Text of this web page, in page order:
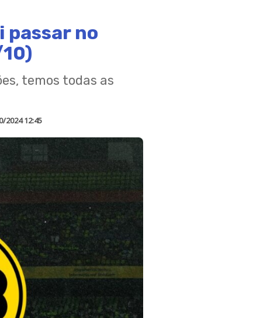
passar no
temos todas as
2024 12:45